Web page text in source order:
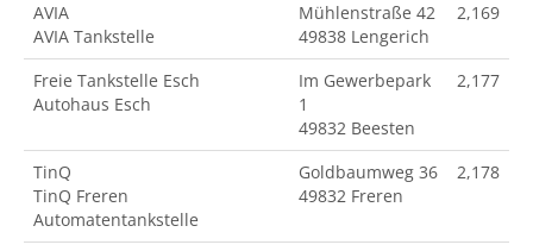
AVIA
AVIA Tankstelle
Mühlenstraße 42
49838 Lengerich
2,169
Freie Tankstelle Esch
Autohaus Esch
Im Gewerbepark
1
49832 Beesten
2,177
TinQ
TinQ Freren
Automatentankstelle
Goldbaumweg 36
49832 Freren
2,178